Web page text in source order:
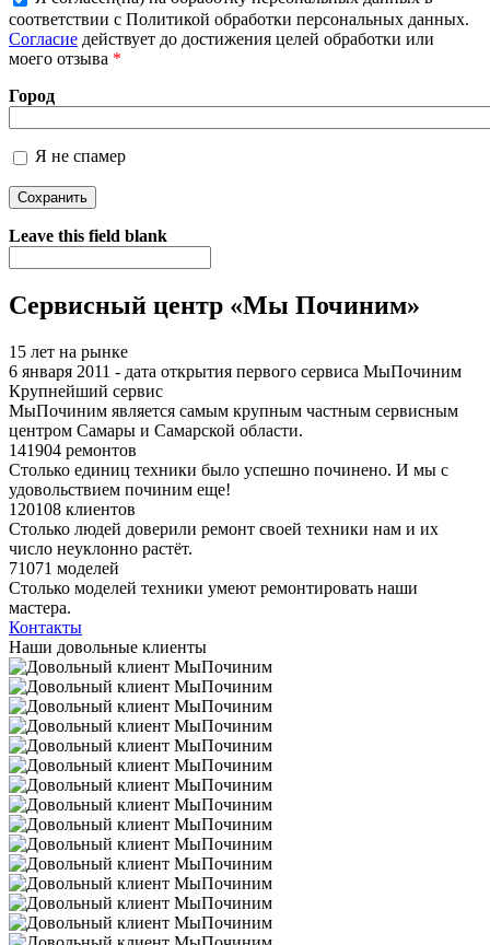
Более подробная информация о текстовых форматах
соответствии с Политикой обработки персональных данных.
Согласие действует до достижения целей обработки или
моего отзыва *
Город
Я не спамер
Я спамер
Leave this field blank
Сервисный центр «Мы Починим»
15 лет на рынке
6 января 2011 - дата открытия первого сервиса МыПочиним
Крупнейший сервис
МыПочиним является самым крупным частным сервисным
центром Самары и Самарской области.
141904 ремонтов
Столько единиц техники было успешно починено. И мы с
удовольствием починим еще!
120108 клиентов
Столько людей доверили ремонт своей техники нам и их
число неуклонно растёт.
71071 моделей
Столько моделей техники умеют ремонтировать наши
мастера.
Контакты
Наши довольные клиенты